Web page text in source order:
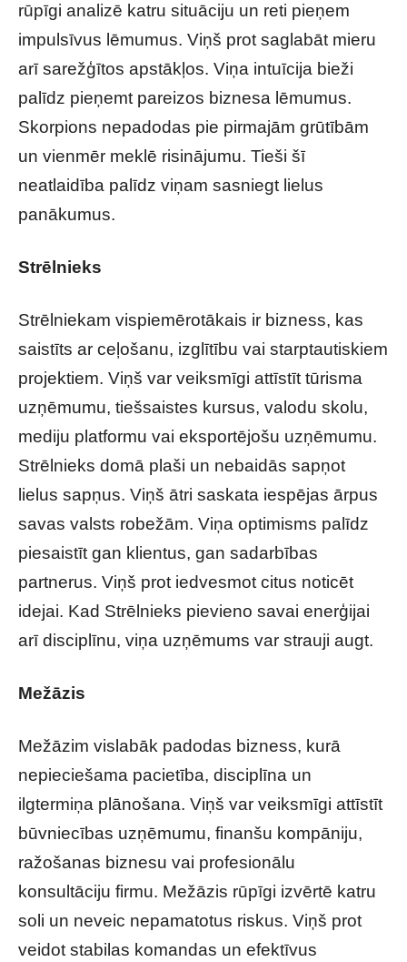
rūpīgi analizē katru situāciju un reti pieņem
impulsīvus lēmumus. Viņš prot saglabāt mieru
arī sarežģītos apstākļos. Viņa intuīcija bieži
palīdz pieņemt pareizos biznesa lēmumus.
Skorpions nepadodas pie pirmajām grūtībām
un vienmēr meklē risinājumu. Tieši šī
neatlaidība palīdz viņam sasniegt lielus
panākumus.
Strēlnieks
Strēlniekam vispiemērotākais ir bizness, kas
saistīts ar ceļošanu, izglītību vai starptautiskiem
projektiem. Viņš var veiksmīgi attīstīt tūrisma
uzņēmumu, tiešsaistes kursus, valodu skolu,
mediju platformu vai eksportējošu uzņēmumu.
Strēlnieks domā plaši un nebaidās sapņot
lielus sapņus. Viņš ātri saskata iespējas ārpus
savas valsts robežām. Viņa optimisms palīdz
piesaistīt gan klientus, gan sadarbības
partnerus. Viņš prot iedvesmot citus noticēt
idejai. Kad Strēlnieks pievieno savai enerģijai
arī disciplīnu, viņa uzņēmums var strauji augt.
Mežāzis
Mežāzim vislabāk padodas bizness, kurā
nepieciešama pacietība, disciplīna un
ilgtermiņa plānošana. Viņš var veiksmīgi attīstīt
būvniecības uzņēmumu, finanšu kompāniju,
ražošanas biznesu vai profesionālu
konsultāciju firmu. Mežāzis rūpīgi izvērtē katru
soli un neveic nepamatotus riskus. Viņš prot
veidot stabilas komandas un efektīvus